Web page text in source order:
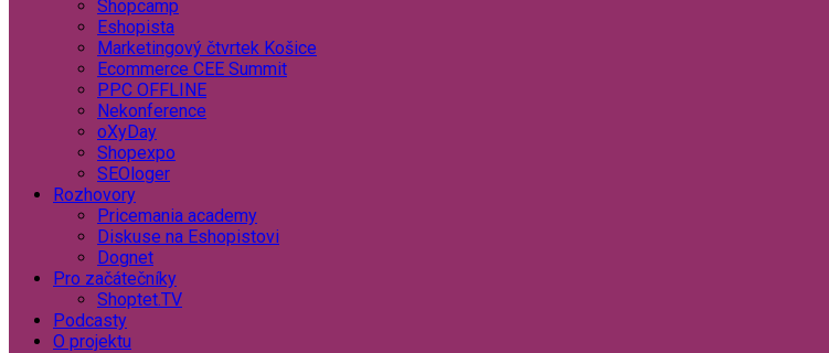
Shopcamp
Eshopista
Marketingový čtvrtek Košice
Ecommerce CEE Summit
PPC OFFLINE
Nekonference
oXyDay
Shopexpo
SEOloger
Rozhovory
Pricemania academy
Diskuse na Eshopistovi
Dognet
Pro začátečníky
Shoptet.TV
Podcasty
O projektu